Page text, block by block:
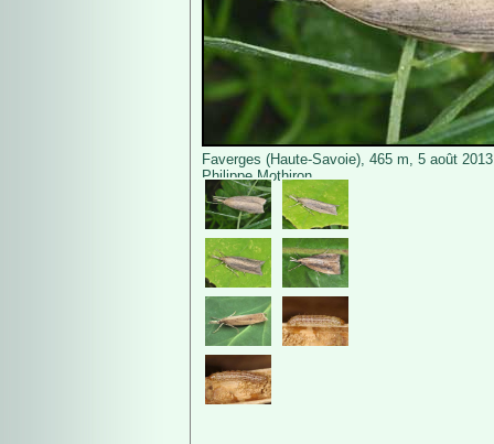
Faverges (Haute-Savoie), 465 m, 5 août
Philippe Mothiron.